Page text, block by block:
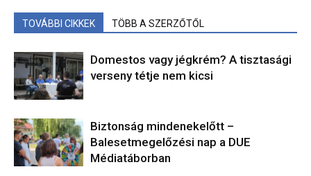
TOVÁBBI CIKKEK TÖBB A SZERZŐTŐL
Domestos vagy jégkrém? A tisztasági
verseny tétje nem kicsi
Biztonság mindenekelőtt –
Balesetmegelőzési nap a DUE
Médiatáborban